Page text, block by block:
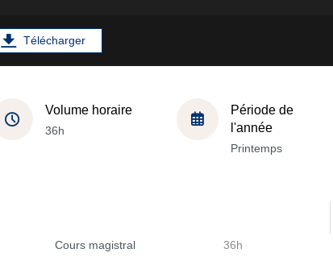
Télécharger
Volume horaire
36h
Période de
l'année
Printemps
Cours magistral 36h